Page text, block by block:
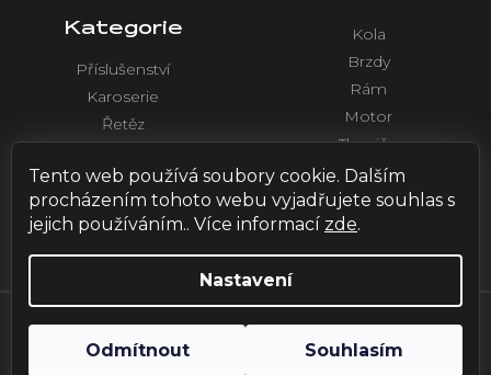
Tento web používá soubory cookie. Dalším
procházením tohoto webu vyjadřujete souhlas s
jejich používáním.. Více informací zde.
Nastavení
Odmítnout Souhlasím
Kategorie
Příslušenství
Karoserie
Řetěz
Elektronika
Kola
Brzdy
Rám
Motor
Tlumiče
Řídítka a ovládaní
Vytvořil Shoptet